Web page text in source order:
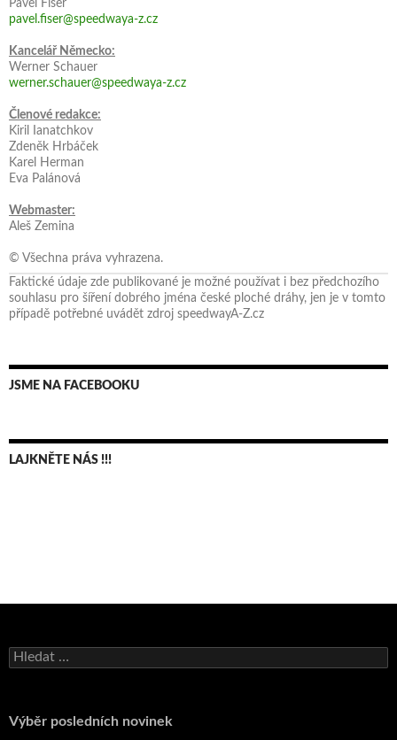
Pavel Fišer
pavel.fiser@speedwaya-z.cz
Kancelář Německo:
Werner Schauer
werner.schauer@speedwaya-z.cz
Členové redakce:
Kiril Ianatchkov
Zdeněk Hrbáček
Karel Herman
Eva Palánová
Webmaster:
Aleš Zemina
© Všechna práva vyhrazena.
Faktické údaje zde publikované je možné používat i bez předchozího
souhlasu pro šíření dobrého jména české ploché dráhy, jen je v tomto
případě potřebné uvádět zdroj speedwayA-Z.cz
JSME NA FACEBOOKU
LAJKNĚTE NÁS !!!
Vyhledávání
Výběr posledních novinek
Andy Appleton obhájil dlouhodrážní titul!
Bruno Belan prožil druhou vítěznou neděli v řadě!